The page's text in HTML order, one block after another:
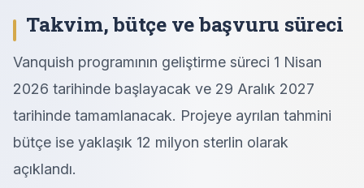
Takvim, bütçe ve başvuru süreci
Vanquish programının geliştirme süreci 1 Nisan
2026 tarihinde başlayacak ve 29 Aralık 2027
tarihinde tamamlanacak. Projeye ayrılan tahmini
bütçe ise yaklaşık 12 milyon sterlin olarak
açıklandı.